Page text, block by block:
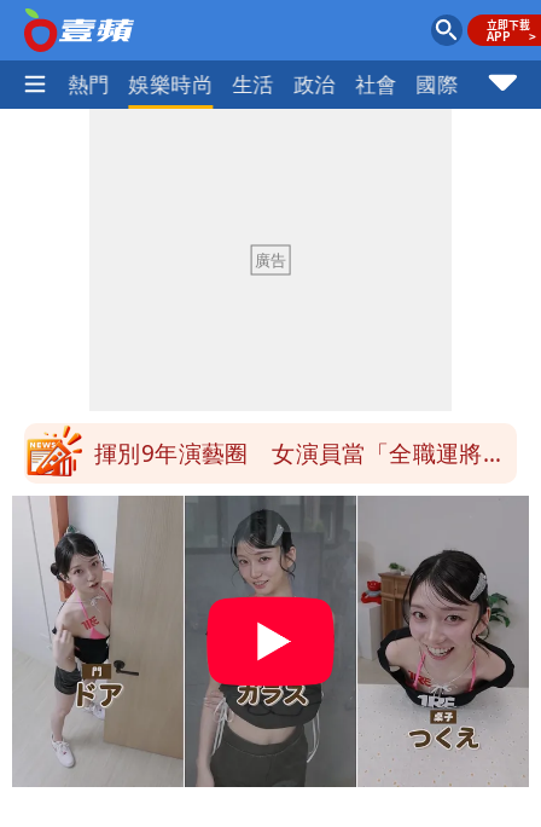
焦點 熱門 娛樂時尚 生活 政治 社會 國際 財經
回1句笑翻10萬人
白海豚不放假「跟巴威差別在這裡」 蔣
揮別9年演藝圈 女演員當「全職運將」
公布收入比拍戲賺更多
他二刷《蜘蛛人》一路劇透 周圍觀眾氣
炸開扁
白海豚發威！內褲掛陽台被吹走 議員神
回1句笑翻10萬人
白海豚不放假「跟巴威差別在這裡」 蔣
萬安：這很清楚標準一致